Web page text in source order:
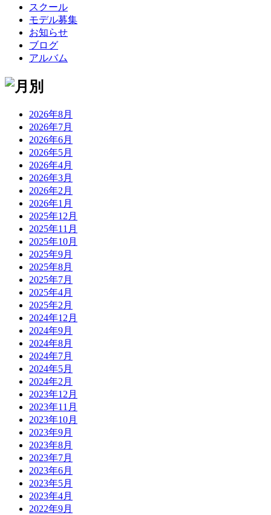
スクール
モデル募集
お知らせ
ブログ
アルバム
2026年8月
2026年7月
2026年6月
2026年5月
2026年4月
2026年3月
2026年2月
2026年1月
2025年12月
2025年11月
2025年10月
2025年9月
2025年8月
2025年7月
2025年4月
2025年2月
2024年12月
2024年9月
2024年8月
2024年7月
2024年5月
2024年2月
2023年12月
2023年11月
2023年10月
2023年9月
2023年8月
2023年7月
2023年6月
2023年5月
2023年4月
2022年9月